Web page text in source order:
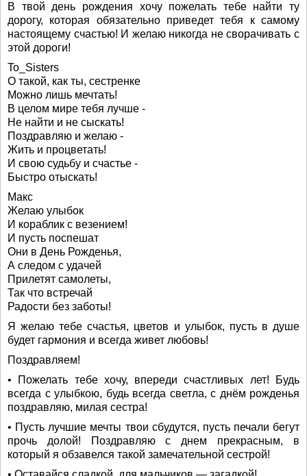
В твой день рождения хочу пожелать тебе найти ту
дорогу, которая обязательно приведет тебя к самому
настоящему счастью! И желаю никогда не сворачивать с
этой дороги!
To_Sisters
О такой, как ты, сестренке
Можно лишь мечтать!
В целом мире тебя лучше -
Не найти и не сыскать!
Поздравляю и желаю -
Жить и процветать!
И свою судьбу и счастье -
Быстро отыскать!
Макс
Желаю улыбок
И кораблик с везением!
И пусть поспешат
Они в День Рожденья,
А следом с удачей
Прилетят самолеты,
Так что встречай
Радости без заботы!
Я желаю тебе счастья, цветов и улыбок, пусть в душе
будет гармония и всегда живет любовь!
Поздравляем!
• Пожелать тебе хочу, впереди счастливых лет! Будь
всегда с улыбкою, будь всегда светла, с днём рожденья
поздравляю, милая сестра!
• Пусть лучшие мечты твои сбудутся, пусть печали бегут
прочь долой! Поздравляю с днем прекрасным, в
который я обзавелся такой замечательной сестрой!